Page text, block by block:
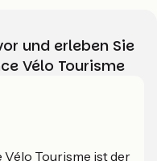
und erleben Sie
Vélo Tourisme
Vélo Tourisme ist der